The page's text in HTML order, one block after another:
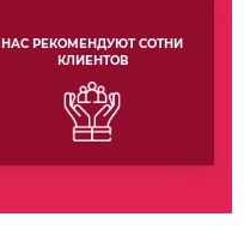
НАС РЕКОМЕНДУЮТ СОТНИ
КЛИЕНТОВ